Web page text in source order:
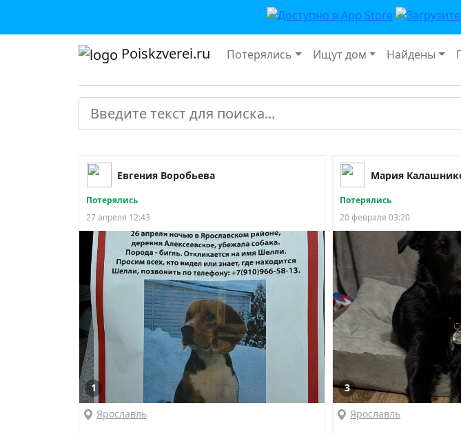
Poiskzverei.ru Потерялись Ищут дом Найдены
Евгения Воробьева
Потерялись
27 апреля 12:43
1
Ярославль
Мария
Потерялись
20 февраля 03:20
3
Ярославль